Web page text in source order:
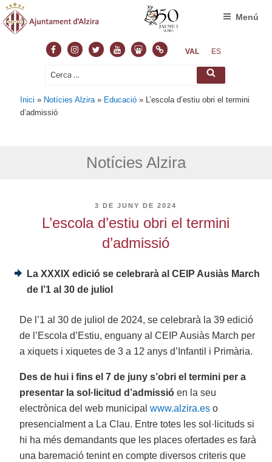
FacebookInstagram
TwitterYoutubeSlideshare
NormasVAL ES
Cerca: Cerca
Menú
Inici » Notícies Alzira » Educació » L’escola d’estiu obri el termini
d’admissió
Notícies Alzira
PUBLICAT
3 DE JUNY DE 2024
L’escola d’estiu obri el termini
d’admissió
La XXXIX edició se celebrarà al CEIP Ausiàs March
de l’1 al 30 de juliol
De l’1 al 30 de juliol de 2024, se celebrarà la 39 edició
de l’Escola d’Estiu, enguany al CEIP Ausiàs March per
a xiquets i xiquetes de 3 a 12 anys d’Infantil i Primària.
Des de hui i fins el 7 de juny s’obri el termini per a
presentar la sol·licitud d’admissióen la seu
electrònica del web municipalwww.alzira.es o
presencialment a La Clau. Entre totes les sol·licituds si
hi ha més demandants que les places ofertades es farà
una baremació tenint en compte diversos criteris que